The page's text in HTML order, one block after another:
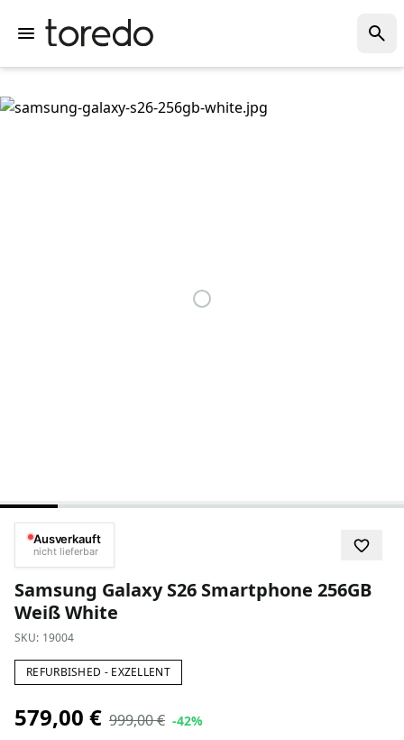
Ausverkauft
nicht lieferbar
Samsung Galaxy S26 Smartphone 256GB
Weiß White
SKU: 19004
REFURBISHED - EXZELLENT
579,00 € 999,00 € -42%